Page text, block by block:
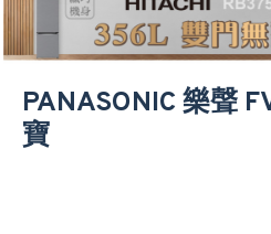
PANASONIC 樂聲
寶